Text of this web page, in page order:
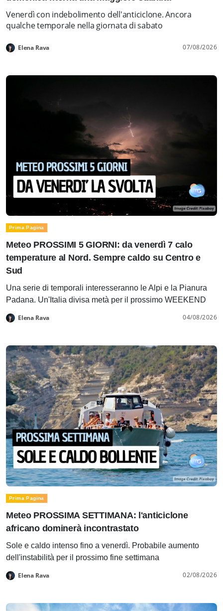
Venerdì con indebolimento dell'anticiclone. Ancora
qualche temporale nella giornata di sabato
Elena Rava 07/08/2026
Prima Pagina
Meteo PROSSIMI 5 GIORNI: da venerdì 7 calo
temperature al Nord. Sempre caldo su Centro e
Sud
Una serie di temporali interesseranno le Alpi e la Pianura
Padana. Un'Italia divisa metà per il prossimo WEEKEND
Elena Rava 04/08/2026
Prima Pagina
Meteo PROSSIMA SETTIMANA: l'anticiclone
africano dominerà incontrastato
Sole e caldo intenso fino a venerdì. Probabile aumento
dell'instabilità per il prossimo fine settimana
Elena Rava 02/08/2026